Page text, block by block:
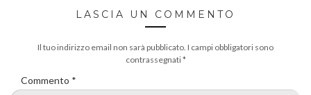
LASCIA UN COMMENTO
Il tuo indirizzo email non sarà pubblicato. I campi obbligatori sono
contrassegnati*
Commento *